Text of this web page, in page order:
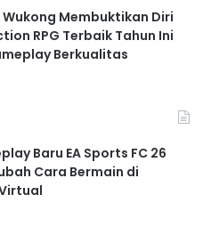
Membuktikan Diri
RPG Terbaik Tahun Ini
Berkualitas
Baru EA Sports FC 26
Cara Bermain di